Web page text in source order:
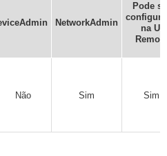
NetworkAdmin
Pode
na UI
Remota
Não Sim Sim